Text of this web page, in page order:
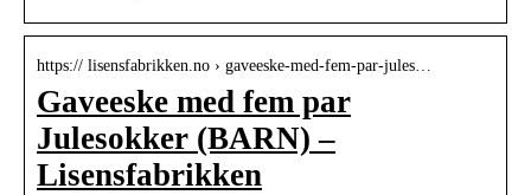
https:// lisensfabrikken.no › gaveeske-med-fem-par-jules…
Gaveeske med fem par
Julesokker (BARN) –
Lisensfabrikken